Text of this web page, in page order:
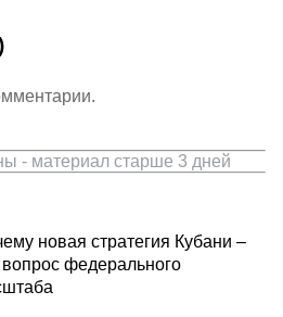
- материал старше 3 дней
новая стратегия Кубани –
вопрос федерального